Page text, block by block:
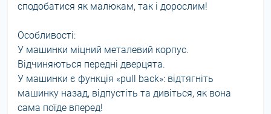
сподобатися як малюкам, так і дорослим!
Особливості:
У машинки міцний металевий корпус.
Відчиняються передні дверцята.
У машинки є функція «pull back»: відтягніть
машинку назад, відпустіть та дивіться, як вона
сама поїде вперед!